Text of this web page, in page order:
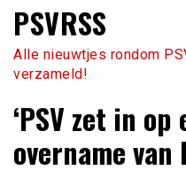
PSVRSS
Alle nieuwtjes rondom
verzameld!
‘PSV zet in
overname van